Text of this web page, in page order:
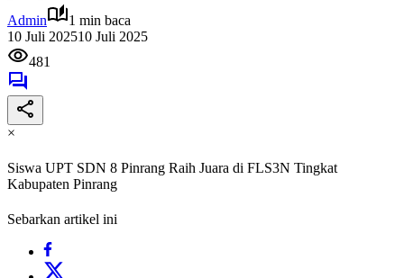
Admin
1 min baca
10 Juli 202510 Juli 2025
481
×
Siswa UPT SDN 8 Pinrang Raih Juara di FLS3N Tingkat
Kabupaten Pinrang
Sebarkan artikel ini